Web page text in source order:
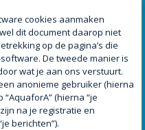
cookies aanmaken
dit document daarop niet
op de pagina’s die
De tweede manier is
wat je aan ons verstuurt.
anonieme gebruiker (hierna
(hierna “je
na je registratie en
berichten”).